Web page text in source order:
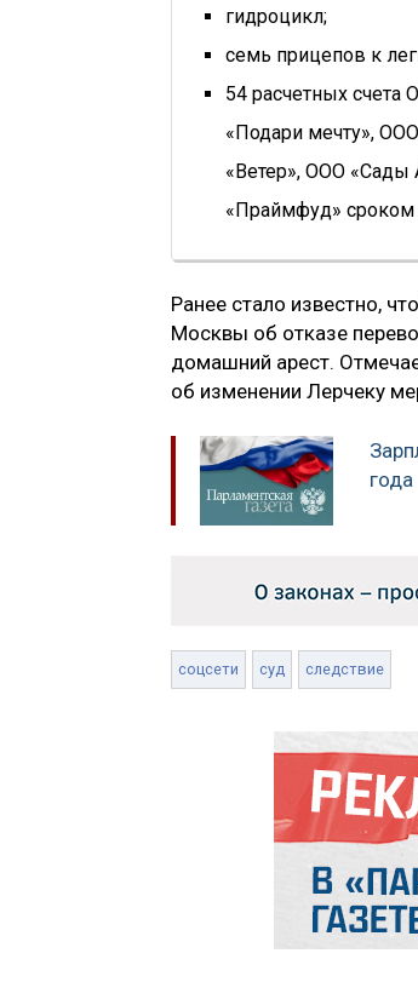
гидроцикл;
семь прицепов к
54 расчетных
«Подари мечту»,
«Ветер», ООО
«Праймфуд» сроком
Ранее стало известно,
Москвы об отказе
домашний арест.
об изменении Лерчеку
года
соцсети суд следствие